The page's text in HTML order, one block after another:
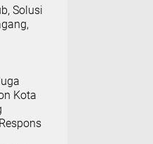
Solusi
Kota